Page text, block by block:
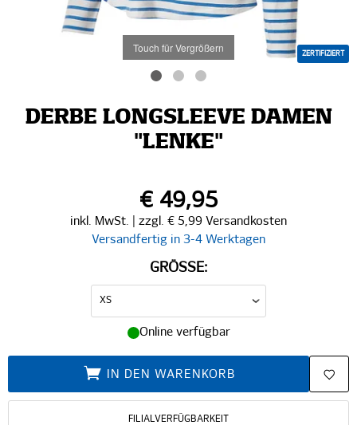
Touch für Vergrößern ZERTIFIZIERT
DERBE LONGSLEEVE DAMEN
"LENKE"
€ 49,95
inkl. MwSt. | zzgl. € 5,99 Versandkosten
Versandfertig in 3-4 Werktagen
GRÖSSE:
Online verfügbar
IN DEN WARENKORB
FILIALVERFÜGBARKEIT